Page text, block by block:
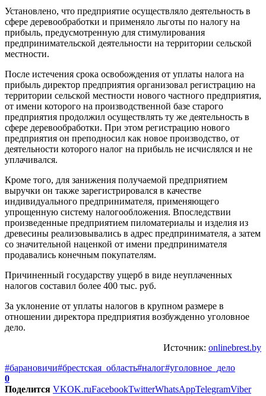
Установлено, что предприятие осуществляло деятельность в
сфере деревообработки и применяло льготы по налогу на
прибыль, предусмотренную для стимулирования
предпринимательской деятельности на территории сельской
местности.
После истечения срока освобождения от уплаты налога на
прибыль директор предприятия организовал регистрацию на
территории сельской местности нового частного предприятия,
от имени которого на производственной базе старого
предприятия продолжил осуществлять ту же деятельность в
сфере деревообработки. При этом регистрацию нового
предприятия он преподносил как новое производство, от
деятельности которого налог на прибыль не исчислялся и не
уплачивался.
Кроме того, для занижения получаемой предприятием
выручки он также зарегистрировался в качестве
индивидуального предпринимателя, применяющего
упрощенную систему налогообложения. Впоследствии
произведенные предприятием пиломатериалы и изделия из
древесины реализовывались в адрес предпринимателя, а затем
со значительной наценкой от имени предпринимателя
продавались конечным покупателям.
Причиненный государству ущерб в виде неуплаченных
налогов составил более 400 тыс. руб.
За уклонение от уплаты налогов в крупном размере в
отношении директора предприятия возбужденно уголовное
дело.
Источник: onlinebrest.by
#барановичи#брестская_область#налог#уголовное_дело
0
Поделится VKOK.ruFacebookTwitterWhatsAppTelegramViber